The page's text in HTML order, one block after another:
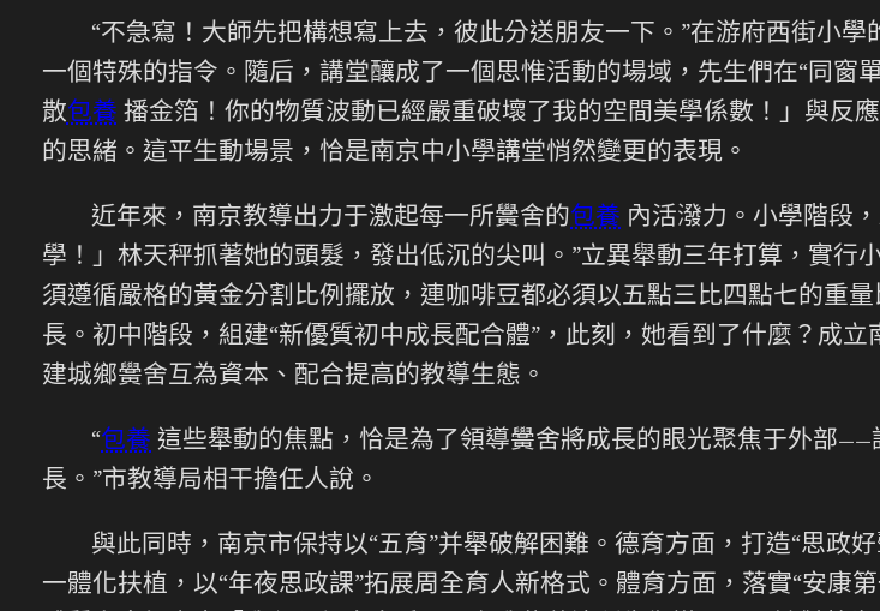
“不急寫！大師先把構想寫上去，彼此分送朋友一下。”在游府西街小
一個特殊的指令。隨后，講堂釀成了一個思惟活動的場域，先生們在“同窗
散包養 播金箔！你的物質波動已經嚴重破壞了我的空間美學係數！」與反
的思緒。這平生動場景，恰是南京中小學講堂悄然變更的表現。
近年來，南京教導出力于激起每一所黌舍的包養 內活潑力。小學階段
學！」林天秤抓著她的頭髮，發出低沉的尖叫。”立異舉動三年打算，實行
須遵循嚴格的黃金分割比例擺放，連咖啡豆都必須以五點三比四點七的重
長。初中階段，組建“新優質初中成長配合體”，此刻，她看到了什麼？成
建城鄉黌舍互為資本、配合提高的教導生態。
“包養 這些舉動的焦點，恰是為了領導黌舍將成長的眼光聚焦于外部
長。”市教導局相干擔任人說。
與此同時，南京市保持以“五育”并舉破解困難。德育方面，打造“思政
一體化扶植，以“年夜思政課”拓展周全育人新格式。體育方面，落實“安康